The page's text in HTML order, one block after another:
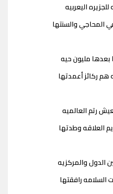
للجزيره اليعربيه
المحاجي والسنتها
بعدها مليون حيه
هم ركائز أعمدتها
رتم العالميه
العلاقه وطدتها
الدول والمركزيه
رافقتها